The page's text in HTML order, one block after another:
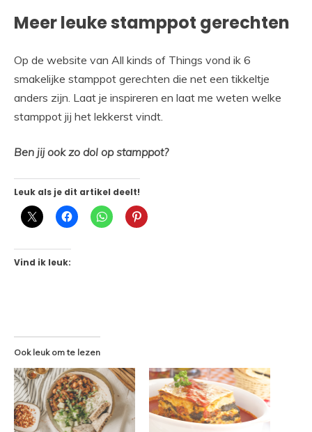
Meer leuke stamppot gerechten
Op de website van All kinds of Things vond ik 6
smakelijke stamppot gerechten die net een tikkeltje
anders zijn. Laat je inspireren en laat me weten welke
stamppot jij het lekkerst vindt.
Ben jij ook zo dol op stamppot?
Leuk als je dit artikel deelt!
Vind ik leuk:
Ook leuk om te lezen